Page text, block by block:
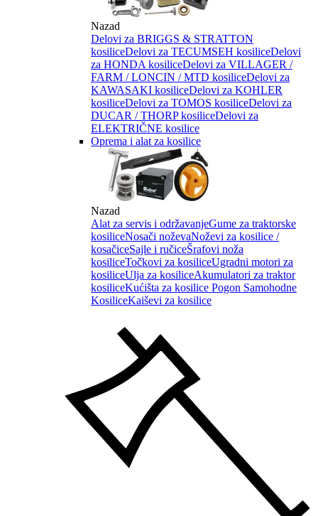
Nazad
Delovi za BRIGGS & STRATTON
kosiliceDelovi za TECUMSEH kosiliceDelovi
za HONDA kosiliceDelovi za VILLAGER /
FARM / LONCIN / MTD kosiliceDelovi za
KAWASAKI kosiliceDelovi za KOHLER
kosiliceDelovi za TOMOS kosiliceDelovi za
DUCAR / THORP kosiliceDelovi za
ELEKTRIČNE kosilice
Oprema i alat za kosilice
Nazad
Alat za servis i održavanjeGume za traktorske
kosiliceNosači noževaNoževi za kosilice /
kosačiceSajle i ručiceŠrafovi noža
kosiliceTočkovi za kosiliceUgradni motori za
kosiliceUlja za kosiliceAkumulatori za traktor
kosiliceKućišta za kosilice Pogon Samohodne
KosiliceKaiševi za kosilice